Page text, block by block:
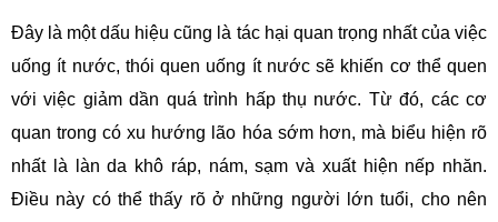
Đây là một dấu hiệu cũng là tác hại quan trọng nhất của việc
uống ít nước, thói quen uống ít nước sẽ khiến cơ thể quen
với việc giảm dần quá trình hấp thụ nước. Từ đó, các cơ
quan trong có xu hướng lão hóa sớm hơn, mà biểu hiện rõ
nhất là làn da khô ráp, nám, sạm và xuất hiện nếp nhăn.
Điều này có thể thấy rõ ở những người lớn tuổi, cho nên